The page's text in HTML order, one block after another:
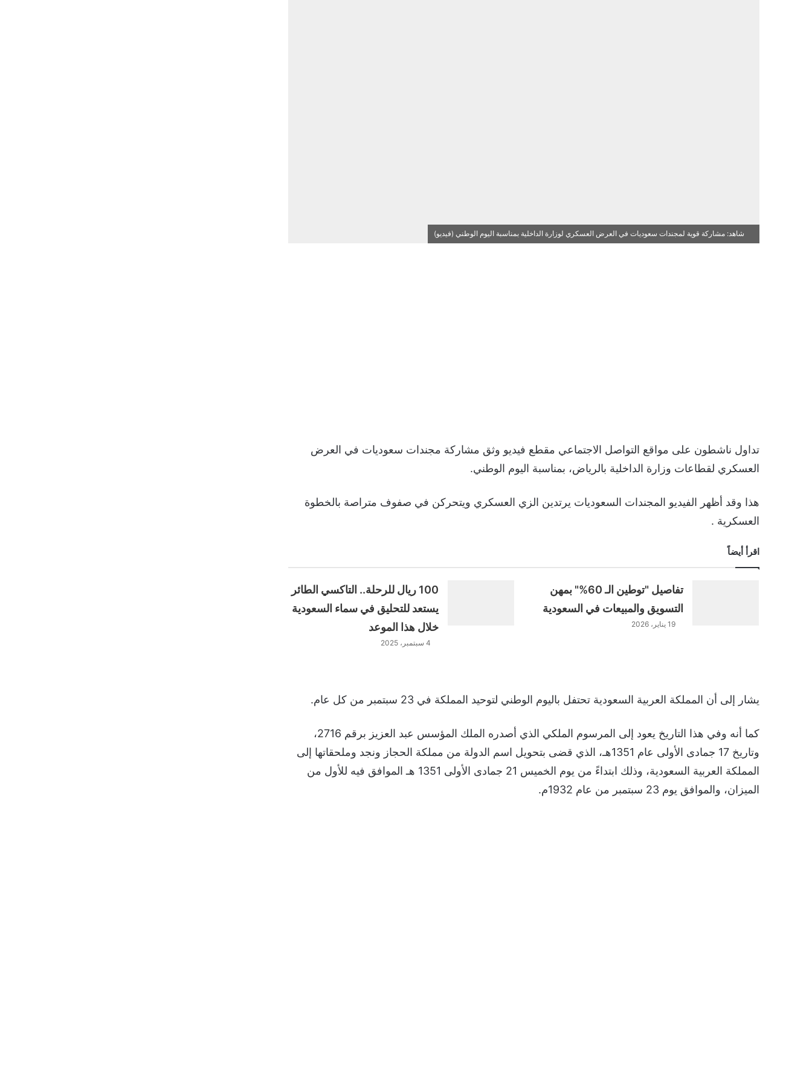
شاهد: مشاركة قوية لمجندات سعوديات في العرض العسكري لوزارة الداخلية بمناسبة اليوم الوطني (فيديو)
تداول ناشطون على مواقع التواصل الاجتماعي مقطع فيديو وثق مشاركة مجندات سعوديات في العرض
العسكري لقطاعات وزارة الداخلية بالرياض، بمناسبة اليوم الوطني.
هذا وقد أظهر الفيديو المجندات السعوديات يرتدين الزي العسكري ويتحركن في صفوف متراصة بالخطوة
العسكرية .
اقرأ أيضاً
تفاصيل "توطين الـ 60%" بمهن
التسويق والمبيعات في السعودية
19 يناير، 2026
100 ريال للرحلة.. التاكسي الطائر
يستعد للتحليق في سماء السعودية
خلال هذا الموعد
4 سبتمبر، 2025
يشار إلى أن المملكة العربية السعودية تحتفل باليوم الوطني لتوحيد المملكة في 23 سبتمبر من كل عام.
كما أنه وفي هذا التاريخ يعود إلى المرسوم الملكي الذي أصدره الملك المؤسس عبد العزيز برقم 2716،
وتاريخ 17 جمادى الأولى عام 1351هـ، الذي قضى بتحويل اسم الدولة من مملكة الحجاز ونجد وملحقاتها إلى
المملكة العربية السعودية، وذلك ابتداءً من يوم الخميس 21 جمادى الأولى 1351 هـ الموافق فيه للأول من
الميزان، والموافق يوم 23 سبتمبر من عام 1932م.